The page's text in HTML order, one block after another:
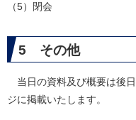
（5）閉会
5 その他
当日の資料及び概要は後
ジに掲載いたします。